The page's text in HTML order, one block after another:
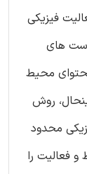
فیزیکی
های
محیط
روش
محدود
فعالیت را